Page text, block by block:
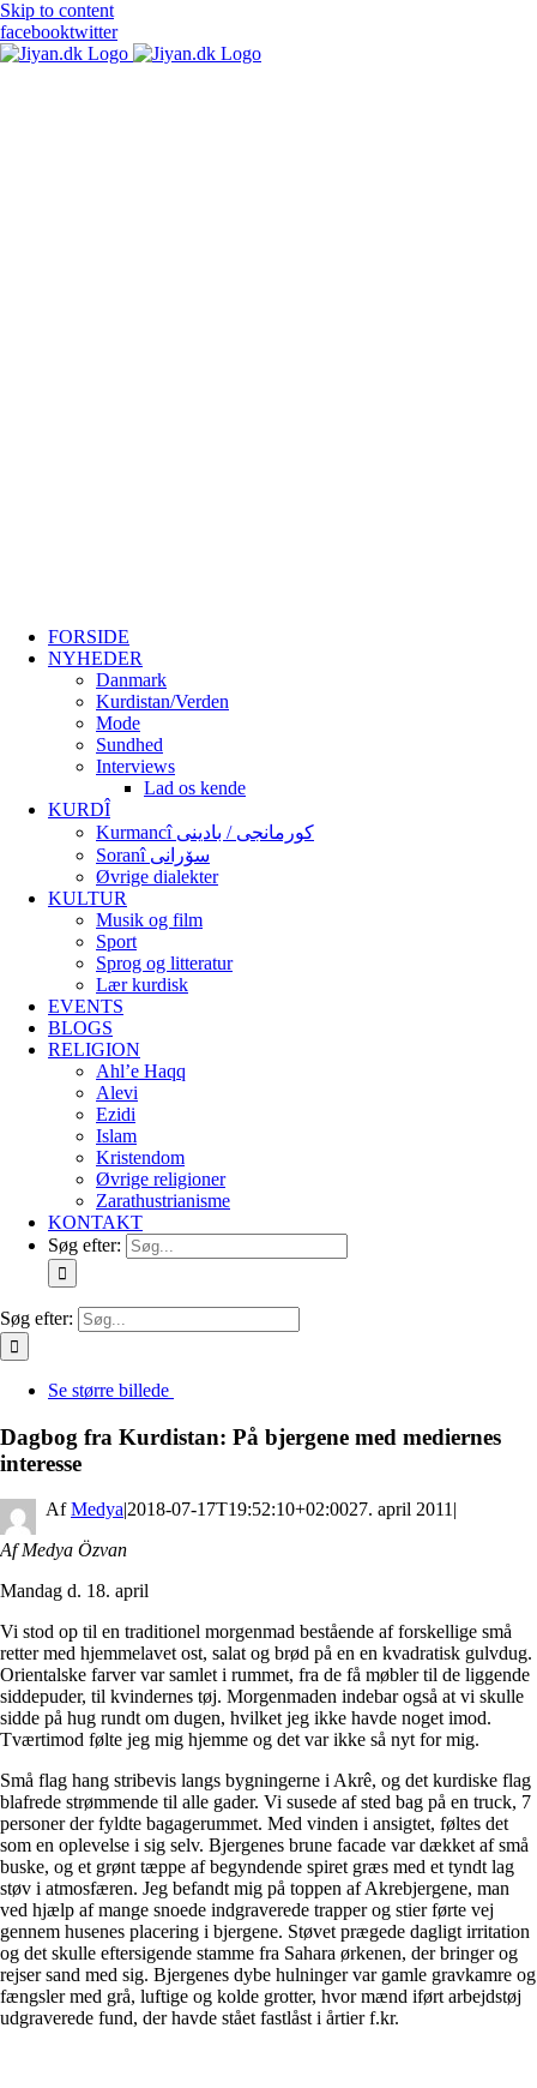
Skip to content
facebooktwitter
FORSIDE
NYHEDER
Danmark
Kurdistan/Verden
Mode
Sundhed
Interviews
Lad os kende
KURDÎ
Kurmancî کورمانجی / بادینی
Soranî سۆرانی
Øvrige dialekter
KULTUR
Musik og film
Sport
Sprog og litteratur
Lær kurdisk
EVENTS
BLOGS
RELIGION
Ahl’e Haqq
Alevi
Ezidi
Islam
Kristendom
Øvrige religioner
Zarathustrianisme
KONTAKT
Søg efter:
Søg efter:
Se større billede
Dagbog fra Kurdistan: På bjergene med mediernes
interesse
By Medya|2018-07-17T19:52:10+02:0027. april 2011|
Af Medya Özvan
Mandag d. 18. april
Vi stod op til en traditionel morgenmad bestående af forskellige små
retter med hjemmelavet ost, salat og brød på en en kvadratisk gulvdug.
Orientalske farver var samlet i rummet, fra de få møbler til de liggende
siddepuder, til kvindernes tøj. Morgenmaden indebar også at vi skulle
sidde på hug rundt om dugen, hvilket jeg ikke havde noget imod.
Tværtimod følte jeg mig hjemme og det var ikke så nyt for mig.
Små flag hang stribevis langs bygningerne i Akrê, og det kurdiske flag
blafrede strømmende til alle gader. Vi susede af sted bag på en truck, 7
personer der fyldte bagagerummet. Med vinden i ansigtet, føltes det
som en oplevelse i sig selv. Bjergenes brune facade var dækket af små
buske, og et grønt tæppe af begyndende spiret græs med et tyndt lag
støv i atmosfæren. Jeg befandt mig på toppen af Akrebjergene, man
ved hjælp af mange snoede indgraverede trapper og stier førte vej
gennem husenes placering i bjergene. Støvet prægede dagligt irritation
og det skulle eftersigende stamme fra Sahara ørkenen, der bringer og
rejser sand med sig. Bjergenes dybe hulninger var gamle gravkamre og
fængsler med grå, luftige og kolde grotter, hvor mænd iført arbejdstøj
udgraverede fund, der havde stået fastlåst i årtier f.kr.